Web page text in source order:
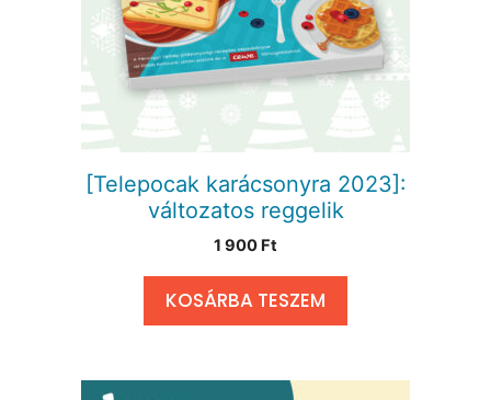
[Telepocak karácsonyra 2023]:
változatos reggelik
1 900 Ft
KOSÁRBA TESZEM